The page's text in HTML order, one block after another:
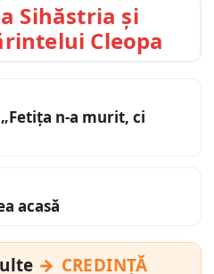
Sihăstria și
Cleopa
n-a murit, ci
acasă
CREDINȚĂ